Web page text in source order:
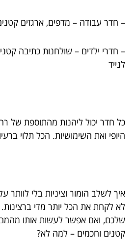
– חדר עבודה – מדפים, ארגזים
– חדרי ילדים – שולחנות כתיבה
לנייד
כל חדר יכול ליהנות מהתוספת של
היופי ואת השימושיות. הכל תלוי
איך לשלב הומור וציניות בלי לוותר
לא לקחת את הכל יותר מדי
שלכם, ואם אפשר לעשות אותו
קטנים וחכמים – למה לא?